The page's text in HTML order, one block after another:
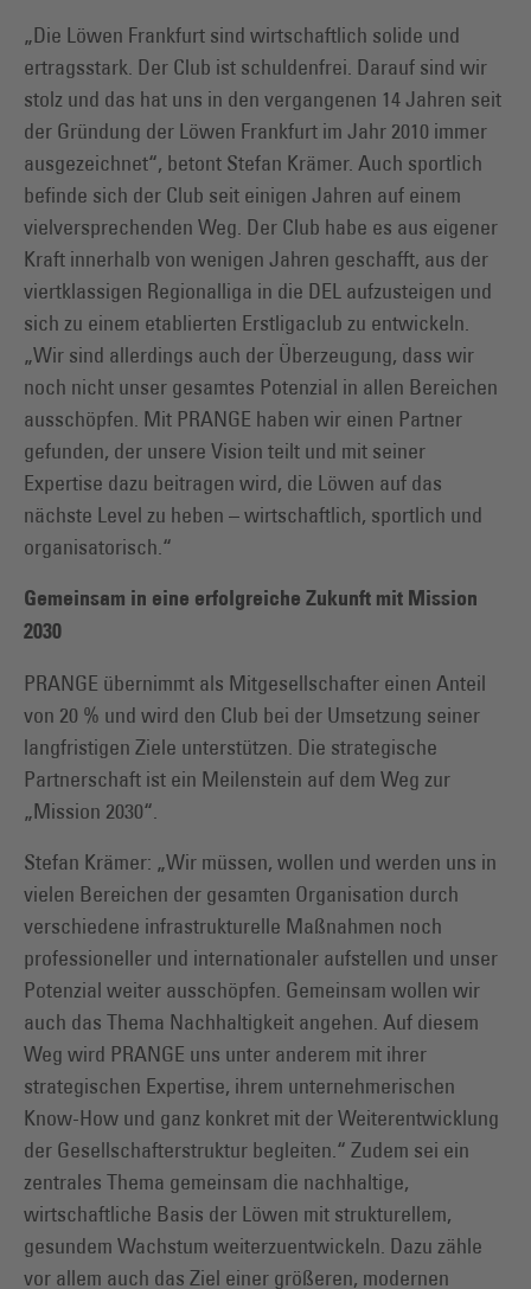
„Die Löwen Frankfurt sind wirtschaftlich solide und
ertragsstark. Der Club ist schuldenfrei. Darauf sind wir
stolz und das hat uns in den vergangenen 14 Jahren seit
der Gründung der Löwen Frankfurt im Jahr 2010 immer
ausgezeichnet“, betont Stefan Krämer. Auch sportlich
befinde sich der Club seit einigen Jahren auf einem
vielversprechenden Weg. Der Club habe es aus eigener
Kraft innerhalb von wenigen Jahren geschafft, aus der
viertklassigen Regionalliga in die DEL aufzusteigen und
sich zu einem etablierten Erstligaclub zu entwickeln.
„Wir sind allerdings auch der Überzeugung, dass wir
noch nicht unser gesamtes Potenzial in allen Bereichen
ausschöpfen. Mit PRANGE haben wir einen Partner
gefunden, der unsere Vision teilt und mit seiner
Expertise dazu beitragen wird, die Löwen auf das
nächste Level zu heben – wirtschaftlich, sportlich und
organisatorisch.“
Gemeinsam in eine erfolgreiche Zukunft mit Mission
2030
PRANGE übernimmt als Mitgesellschafter einen Anteil
von 20 % und wird den Club bei der Umsetzung seiner
langfristigen Ziele unterstützen. Die strategische
Partnerschaft ist ein Meilenstein auf dem Weg zur
„Mission 2030“.
Stefan Krämer: „Wir müssen, wollen und werden uns in
vielen Bereichen der gesamten Organisation durch
verschiedene infrastrukturelle Maßnahmen noch
professioneller und internationaler aufstellen und unser
Potenzial weiter ausschöpfen. Gemeinsam wollen wir
auch das Thema Nachhaltigkeit angehen. Auf diesem
Weg wird PRANGE uns unter anderem mit ihrer
strategischen Expertise, ihrem unternehmerischen
Know-How und ganz konkret mit der Weiterentwicklung
der Gesellschafterstruktur begleiten.“ Zudem sei ein
zentrales Thema gemeinsam die nachhaltige,
wirtschaftliche Basis der Löwen mit strukturellem,
gesundem Wachstum weiterzuentwickeln. Dazu zähle
vor allem auch das Ziel einer größeren, modernen